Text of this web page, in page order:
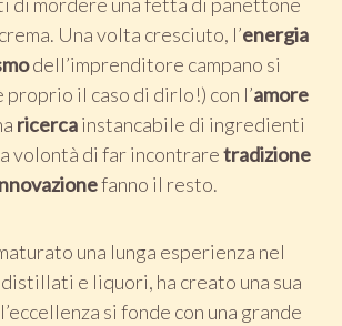
di mordere una fetta di panettone
Una volta cresciuto, l’energia
dell’imprenditore campano si
proprio il caso di dirlo!) con l’amore
ricercainstancabile di ingredienti
volontà di far incontraretradizione
fanno il resto.
una lunga esperienza nel
e liquori, ha creato una sua
si fonde con una grande